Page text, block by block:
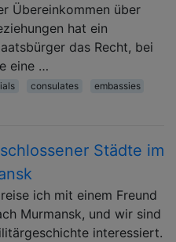
Übereinkommen über
hat ein
das Recht, bei
eine …
consulates
embassies
Städte im
ich mit einem Freund
Murmansk, und wir sind
interessiert.